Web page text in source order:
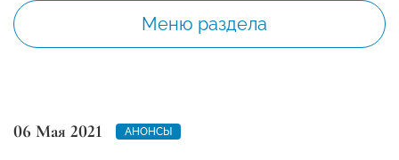
Меню раздела
06 Мая 2021 АНОНСЫ